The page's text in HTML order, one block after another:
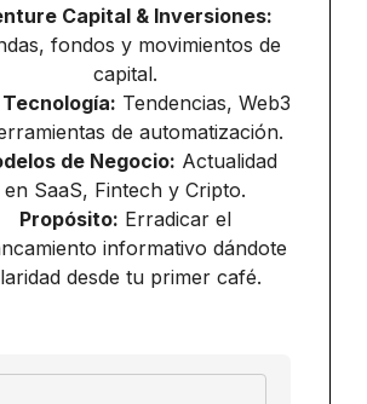
Capital & Inversiones:
fondos y movimientos de
capital.
Tecnología: Tendencias, Web3
de automatización.
de Negocio: Actualidad
en SaaS, Fintech y Cripto.
Propósito: Erradicar el
informativo dándote
desde tu primer café.